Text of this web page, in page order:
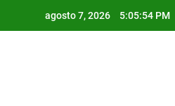
agosto 7, 2026 5:05:55 PM